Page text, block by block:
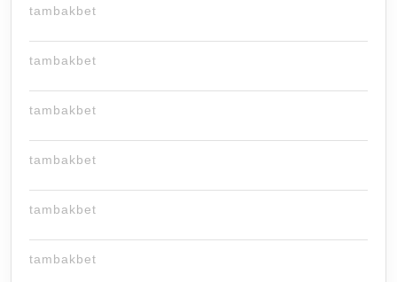
tambakbet
tambakbet
tambakbet
tambakbet
tambakbet
tambakbet